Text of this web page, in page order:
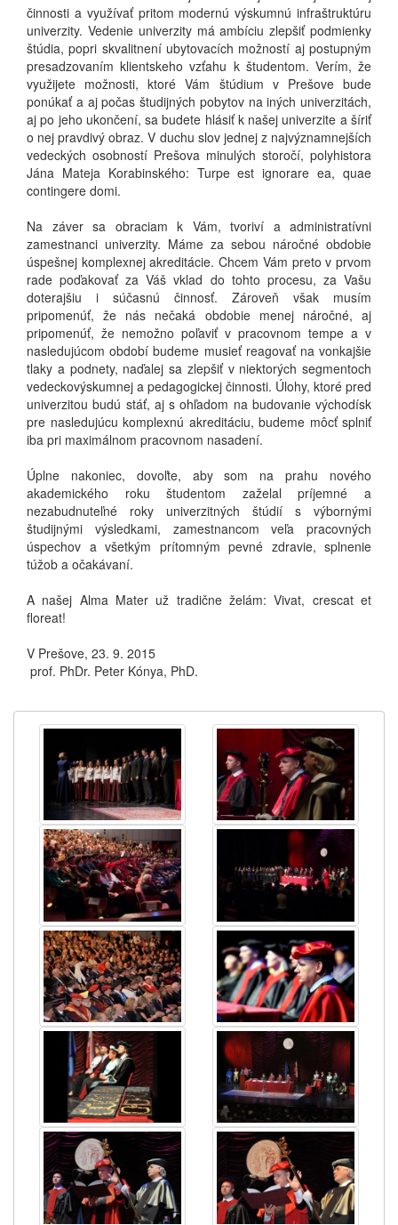
činnosti a využívať pritom modernú výskumnú infraštruktúru
univerzity. Vedenie univerzity má ambíciu zlepšiť podmienky
štúdia, popri skvalitnení ubytovacích možností aj postupným
presadzovaním klientskeho vzťahu k študentom. Verím, že
využijete možnosti, ktoré Vám štúdium v Prešove bude
ponúkať a aj počas študijných pobytov na iných univerzitách,
aj po jeho ukončení, sa budete hlásiť k našej univerzite a šíriť
o nej pravdivý obraz. V duchu slov jednej z najvýznamnejších
vedeckých osobností Prešova minulých storočí, polyhistora
Jána Mateja Korabinského: Turpe est ignorare ea, quae
contingere domi.
Na záver sa obraciam k Vám, tvoriví a administratívni
zamestnanci univerzity. Máme za sebou náročné obdobie
úspešnej komplexnej akreditácie. Chcem Vám preto v prvom
rade poďakovať za Váš vklad do tohto procesu, za Vašu
doterajšiu i súčasnú činnosť. Zároveň však musím
pripomenúť, že nás nečaká obdobie menej náročné, aj
pripomenúť, že nemožno poľaviť v pracovnom tempe a v
nasledujúcom období budeme musieť reagovať na vonkajšie
tlaky a podnety, naďalej sa zlepšiť v niektorých segmentoch
vedeckovýskumnej a pedagogickej činnosti. Úlohy, ktoré pred
univerzitou budú stáť, aj s ohľadom na budovanie východísk
pre nasledujúcu komplexnú akreditáciu, budeme môcť splniť
iba pri maximálnom pracovnom nasadení.
Úplne nakoniec, dovoľte, aby som na prahu nového
akademického roku študentom zaželal príjemné a
nezabudnuteľné roky univerzitných štúdií s výbornými
študijnými výsledkami, zamestnancom veľa pracovných
úspechov a všetkým prítomným pevné zdravie, splnenie
túžob a očakávaní.
A našej Alma Mater už tradične želám: Vivat, crescat et
floreat!
V Prešove, 23. 9. 2015
prof. PhDr. Peter Kónya, PhD.